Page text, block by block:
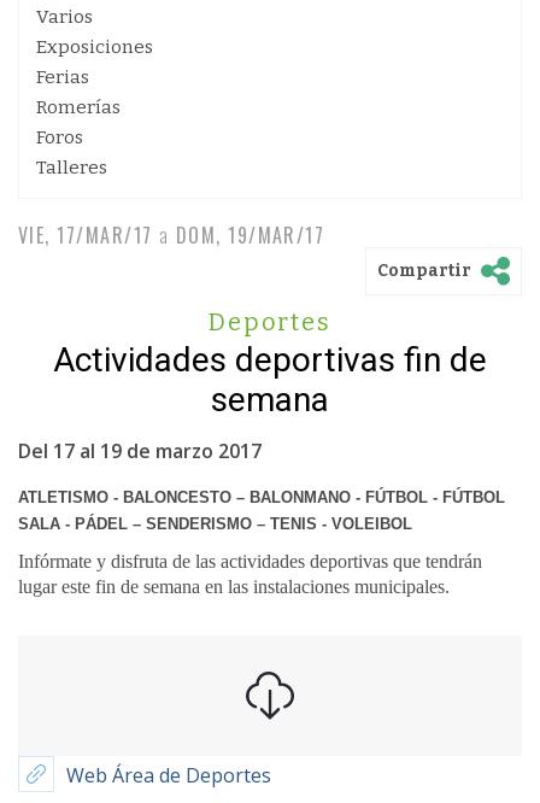
Varios
Exposiciones
Ferias
Romerías
Foros
Talleres
VIE, 17/MAR/17 a DOM, 19/MAR/17
Compartir
Deportes
Actividades deportivas fin de
semana
Del 17 al 19 de marzo 2017
ATLETISMO - BALONCESTO – BALONMANO - FÚTBOL - FÚTBOL
SALA - PÁDEL – SENDERISMO – TENIS - VOLEIBOL
Infórmate y disfruta de las actividades deportivas que tendrán
lugar este fin de semana en las instalaciones municipales.
Web Área de Deportes